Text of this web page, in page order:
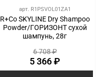
арт. R1PSVOL01ZA1
R+Co SKYLINE Dry Shampoo
Powder/ГОРИЗОНТ сухой
шампунь, 28г
6 708 ₽
5 366 ₽